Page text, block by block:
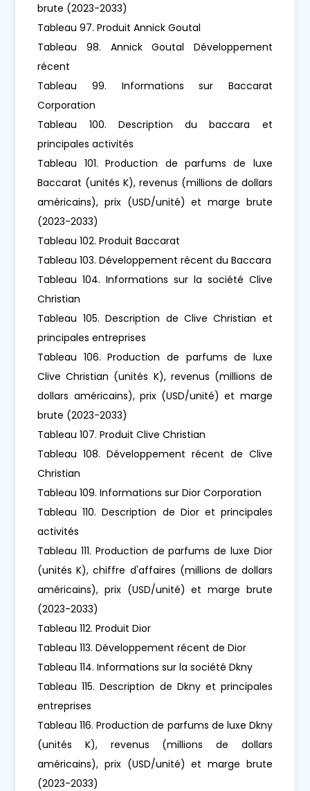
brute (2023-2033)
Tableau 97. Produit Annick Goutal
Tableau 98. Annick Goutal Développement
récent
Tableau 99. Informations sur Baccarat
Corporation
Tableau 100. Description du baccara et
principales activités
Tableau 101. Production de parfums de luxe
Baccarat (unités K), revenus (millions de dollars
américains), prix (USD/unité) et marge brute
(2023-2033)
Tableau 102. Produit Baccarat
Tableau 103. Développement récent du Baccara
Tableau 104. Informations sur la société Clive
Christian
Tableau 105. Description de Clive Christian et
principales entreprises
Tableau 106. Production de parfums de luxe
Clive Christian (unités K), revenus (millions de
dollars américains), prix (USD/unité) et marge
brute (2023-2033)
Tableau 107. Produit Clive Christian
Tableau 108. Développement récent de Clive
Christian
Tableau 109. Informations sur Dior Corporation
Tableau 110. Description de Dior et principales
activités
Tableau 111. Production de parfums de luxe Dior
(unités K), chiffre d'affaires (millions de dollars
américains), prix (USD/unité) et marge brute
(2023-2033)
Tableau 112. Produit Dior
Tableau 113. Développement récent de Dior
Tableau 114. Informations sur la société Dkny
Tableau 115. Description de Dkny et principales
entreprises
Tableau 116. Production de parfums de luxe Dkny
(unités K), revenus (millions de dollars
américains), prix (USD/unité) et marge brute
(2023-2033)